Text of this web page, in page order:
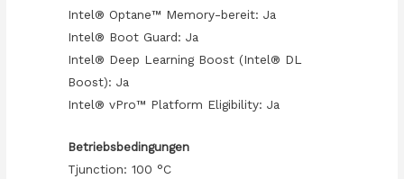
Intel® Optane™ Memory-bereit: Ja
Intel® Boot Guard: Ja
Intel® Deep Learning Boost (Intel® DL
Boost): Ja
Intel® vPro™ Platform Eligibility: Ja
Betriebsbedingungen
Tjunction: 100 °C